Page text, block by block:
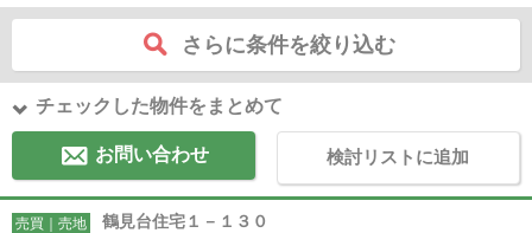
さらに条件を絞り込む
チェックした物件をまとめて
お問い合わせ 検討リストに追加
売買｜売地 鶴見台住宅１－１３０